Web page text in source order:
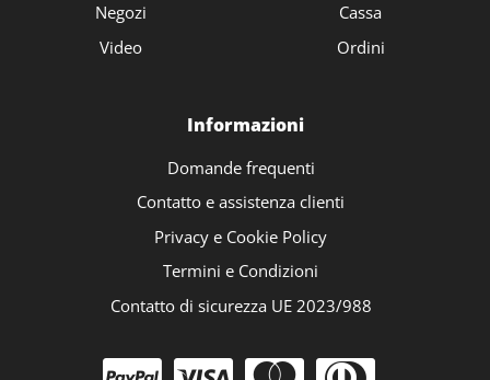
Negozi
Video
Cassa
Ordini
Informazioni
Domande frequenti
Contatto e assistenza clienti
Privacy e Cookie Policy
Termini e Condizioni
Contatto di sicurezza UE 2023/988